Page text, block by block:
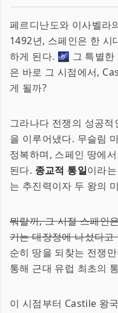
페르디난도와 이사벨라
1492년, 스페인은 한 시
하게 된다. 🌌 그 특별한
은 바로 그 시점에서,
게 될까?
그라나다 전쟁의 성공
을 이루어냈다. 무슬림
정복하며, 스페인 땅에
된다. 종교적 통일이라
는 추진력이자 두 왕의
뭐랄까, 그 시절 스페인
기는 대장정에 나섰다고
순히 땅을 되찾는 전쟁
통해 근대 유럽 최초의
이 시점부터 Castile 왕